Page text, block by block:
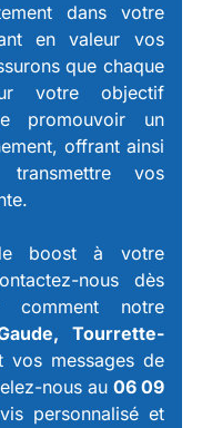
dans votre
en valeur vos
que chaque
votre objectif
promouvoir un
offrant ainsi
vos
boost à votre
nous dès
comment notre
Tourrette-
vos messages de
nous au 06 09
personnalisé et